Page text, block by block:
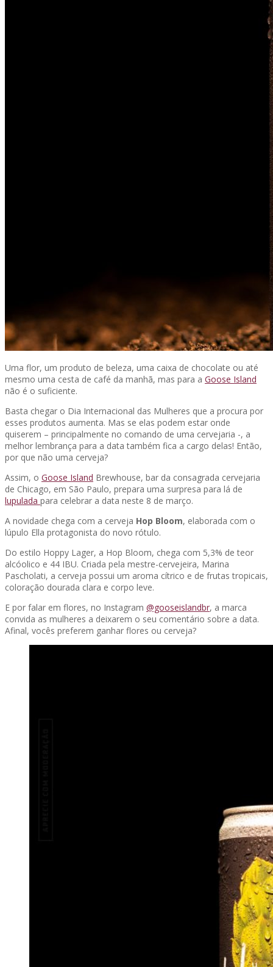
Uma flor, um produto de beleza, uma caixa de chocolate ou até
mesmo uma cesta de café da manhã, mas para a Goose Island
não é o suficiente.
Basta chegar o Dia Internacional das Mulheres que a procura por
esses produtos aumenta. Mas se elas podem estar onde
quiserem – principalmente no comando de uma cervejaria -, a
melhor lembrança para a data também fica a cargo delas! Então,
por que não uma cerveja?
Assim, o Goose Island Brewhouse, bar da consagrada cervejaria
de Chicago, em São Paulo, prepara uma surpresa para lá de
lupulada para celebrar a data neste 8 de março.
A novidade chega com a cerveja Hop Bloom, elaborada com o
lúpulo Ella protagonista do novo rótulo.
Do estilo Hoppy Lager, a Hop Bloom, chega com 5,3% de teor
alcóolico e 44 IBU. Criada pela mestre-cervejeira, Marina
Pascholati, a cerveja possui um aroma cítrico e de frutas tropicais,
coloração dourada clara e corpo leve.
E por falar em flores, no Instagram @gooseislandbr, a marca
convida as mulheres a deixarem o seu comentário sobre a data.
Afinal, vocês preferem ganhar flores ou cerveja?